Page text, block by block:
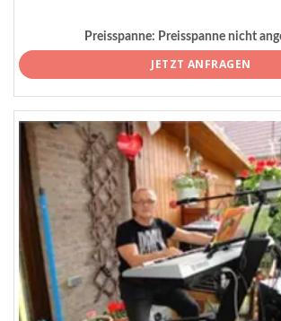
Preisspanne: Preisspanne nicht
JETZT ANFRAGEN